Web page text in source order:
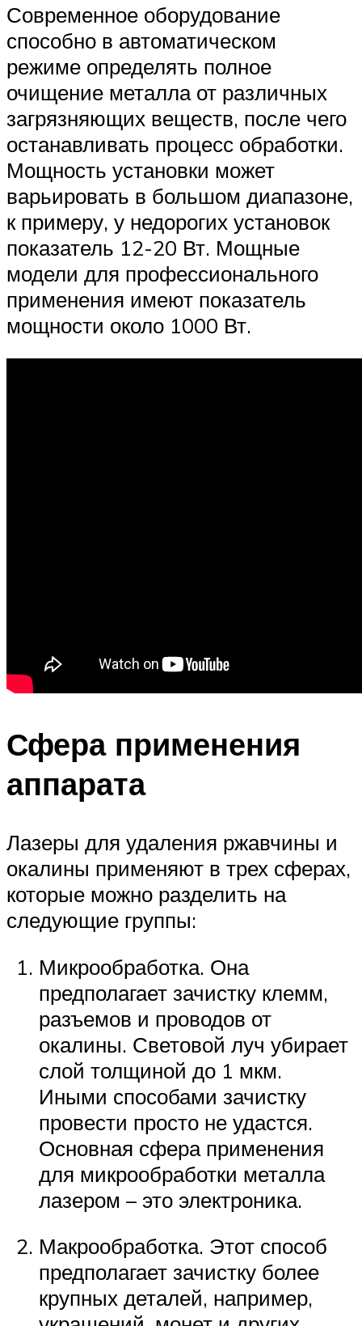
Современное оборудование
способно в автоматическом
режиме определять полное
очищение металла от различных
загрязняющих веществ, после чего
останавливать процесс обработки.
Мощность установки может
варьировать в большом диапазоне,
к примеру, у недорогих установок
показатель 12-20 Вт. Мощные
модели для профессионального
применения имеют показатель
мощности около 1000 Вт.
Сфера применения
аппарата
Лазеры для удаления ржавчины и
окалины применяют в трех сферах,
которые можно разделить на
следующие группы:
Микрообработка. Она
предполагает зачистку клемм,
разъемов и проводов от
окалины. Световой луч убирает
слой толщиной до 1 мкм.
Иными способами зачистку
провести просто не удастся.
Основная сфера применения
для микрообработки металла
лазером – это электроника.
Макрообработка. Этот способ
предполагает зачистку более
крупных деталей, например,